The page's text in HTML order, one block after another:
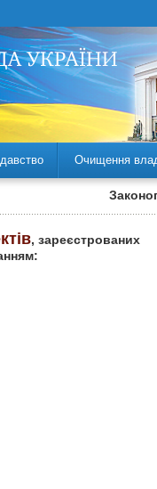
Очищення
, зареєстрованих